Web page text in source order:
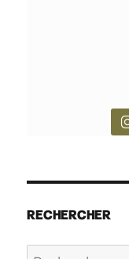
RECHERCHER
Recherche